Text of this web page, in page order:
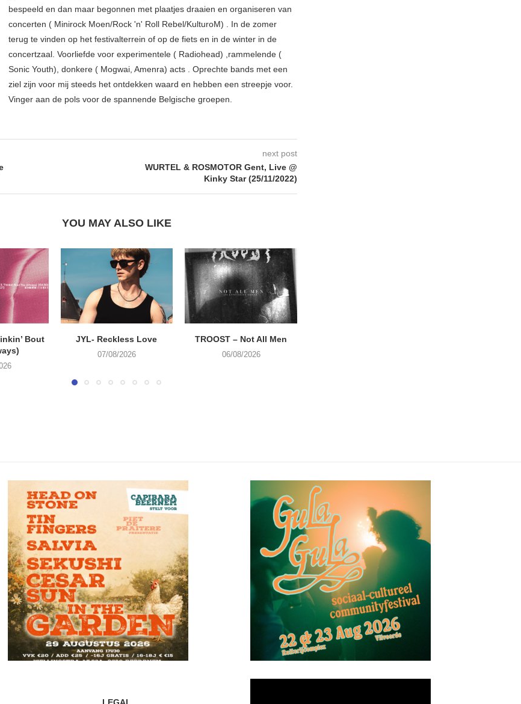
bespeeld en dan maar begonnen met plaatjes draaien en organiseren van
concerten ( Minirock Moen/Rock 'n' Roll Rebel/KulturoM) . In de zomer
terug te vinden op het festivalterrein of op de fiets en in de winter in de
concertzaal. Voorliefde voor experimentele ( Radiohead) ,rammelende (
Sonic Youth), donkere ( Mogwai, Amenra) acts . Oprechte bands met een
ziel zijn voor mij steeds het ontdekken waard en hebben een streepje voor.
Vinger aan de pols voor de spannende Belgische groepen.
next post
WURTEL & ROSMOTOR Gent, Live @
Kinky Star (25/11/2022)
YOU MAY ALSO LIKE
Bout
JYL- Reckless Love
07/08/2026
TROOST – Not All Men
06/08/2026